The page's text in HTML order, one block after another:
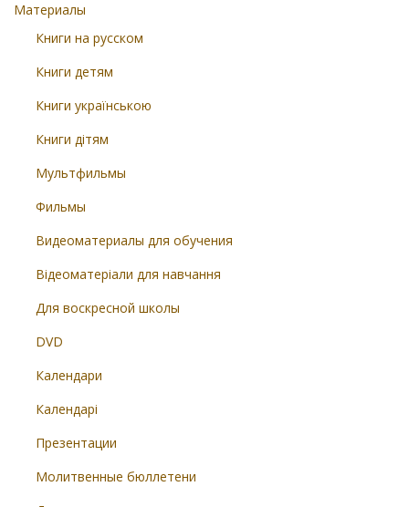
Материалы
Книги на русском
Книги детям
Книги українською
Книги дітям
Мультфильмы
Фильмы
Видеоматериалы для обучения
Відеоматеріали для навчання
Для воскресной школы
DVD
Календари
Календарі
Презентации
Молитвенные бюллетени